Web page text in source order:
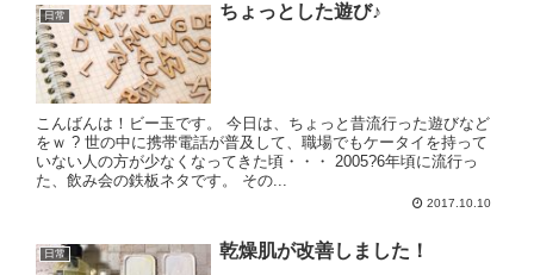
日常 ちょっとした遊び♪
こんばんは！ビー玉です。 今日は、ちょっと昔流行った遊びなど
をｗ ? 世の中に携帯電話が普及して、職場でもケータイを持って
いない人の方が少なくなってきた頃・・・ 2005?6年頃に流行っ
た、飲み会の鉄板ネタです。 その...
2017.10.10
日常 乾燥肌が改善しました！